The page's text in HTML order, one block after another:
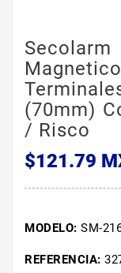
(70mm)
/ Risco
$121.79
MODELO: SM-
REFERENCIA: